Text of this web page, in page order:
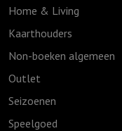
Home & Living
Kaarthouders
Non-boeken algemeen
Outlet
Seizoenen
Speelgoed